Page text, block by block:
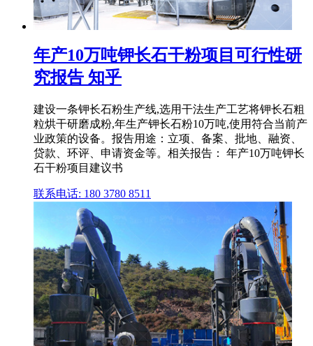
年产10万吨钾长石干粉项目可行性研
究报告 知乎
建设一条钾长石粉生产线,选用干法生产工艺将钾长石粗
粒烘干研磨成粉,年生产钾长石粉10万吨,使用符合当前产
业政策的设备。报告用途：立项、备案、批地、融资、
贷款、环评、申请资金等。相关报告： 年产10万吨钾长
石干粉项目建议书
联系电话: 180 3780 8511